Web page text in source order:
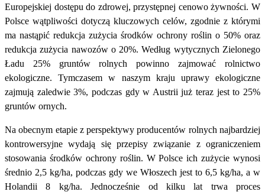
Europejskiej dostępu do zdrowej, przystępnej cenowo żywności. W
Polsce wątpliwości dotyczą kluczowych celów, zgodnie z którymi
ma nastąpić redukcja zużycia środków ochrony roślin o 50% oraz
redukcja zużycia nawozów o 20%. Według wytycznych Zielonego
Ładu 25% gruntów rolnych powinno zajmować rolnictwo
ekologiczne. Tymczasem w naszym kraju uprawy ekologiczne
zajmują zaledwie 3%, podczas gdy w Austrii już teraz jest to 25%
gruntów ornych.
Na obecnym etapie z perspektywy producentów rolnych najbardziej
kontrowersyjne wydają się przepisy związanie z ograniczeniem
stosowania środków ochrony roślin. W Polsce ich zużycie wynosi
średnio 2,5 kg/ha, podczas gdy we Włoszech jest to 6,5 kg/ha, a w
Holandii 8 kg/ha. Jednocześnie od kilku lat trwa proces